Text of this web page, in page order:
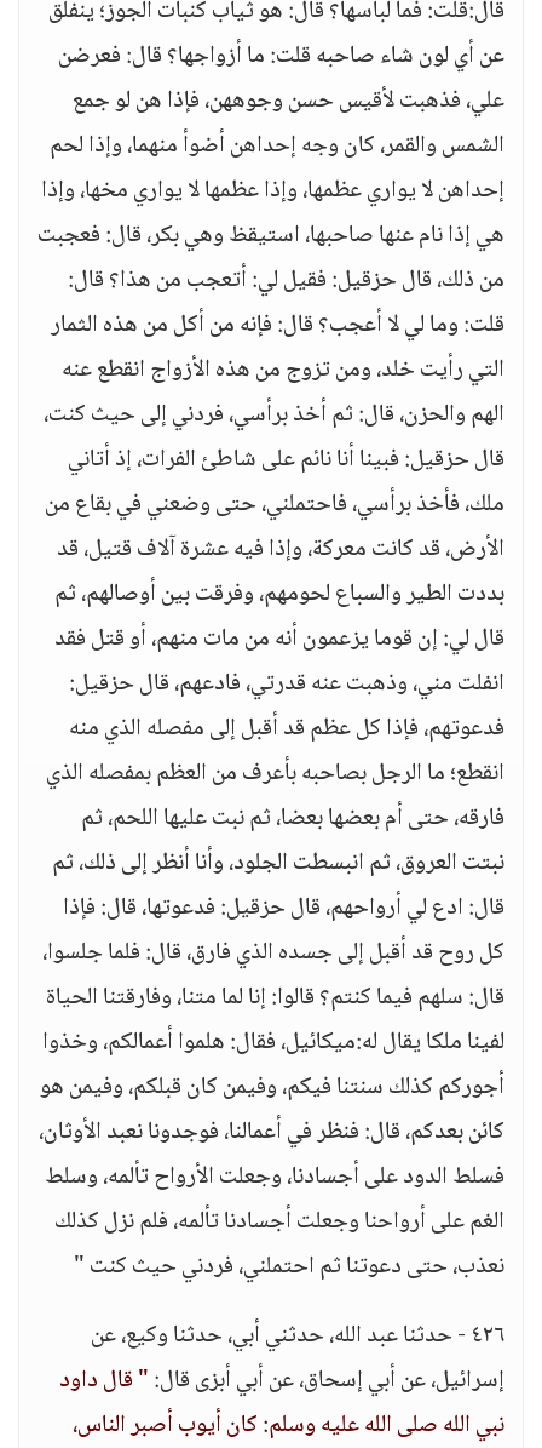
قال:قلت: فما لباسها؟ قال: هو ثياب كنبات الجوز؛ ينفلق
عن أي لون شاء صاحبه قلت: ما أزواجها؟ قال: فعرضن
علي، فذهبت لأقيس حسن وجوههن، فإذا هن لو جمع
الشمس والقمر، كان وجه إحداهن أضوأ منهما، وإذا لحم
إحداهن لا يواري عظمها، وإذا عظمها لا يواري مخها، وإذا
هي إذا نام عنها صاحبها، استيقظ وهي بكر، قال: فعجبت
من ذلك، قال حزقيل: فقيل لي: أتعجب من هذا؟ قال:
قلت: وما لي لا أعجب؟ قال: فإنه من أكل من هذه الثمار
التي رأيت خلد، ومن تزوج من هذه الأزواج انقطع عنه
الهم والحزن، قال: ثم أخذ برأسي، فردني إلى حيث كنت،
قال حزقيل: فبينا أنا نائم على شاطئ الفرات، إذ أتاني
ملك، فأخذ برأسي، فاحتملني، حتى وضعني في بقاع من
الأرض، قد كانت معركة، وإذا فيه عشرة آلاف قتيل، قد
بددت الطير والسباع لحومهم، وفرقت بين أوصالهم، ثم
قال لي: إن قوما يزعمون أنه من مات منهم، أو قتل فقد
انفلت مني، وذهبت عنه قدرتي، فادعهم، قال حزقيل:
فدعوتهم، فإذا كل عظم قد أقبل إلى مفصله الذي منه
انقطع؛ ما الرجل بصاحبه بأعرف من العظم بمفصله الذي
فارقه، حتى أم بعضها بعضا، ثم نبت عليها اللحم، ثم
نبتت العروق، ثم انبسطت الجلود، وأنا أنظر إلى ذلك، ثم
قال: ادع لي أرواحهم، قال حزقيل: فدعوتها، قال: فإذا
كل روح قد أقبل إلى جسده الذي فارق، قال: فلما جلسوا،
قال: سلهم فيما كنتم؟ قالوا: إنا لما متنا، وفارقتنا الحياة
لفينا ملكا يقال له:ميكائيل، فقال: هلموا أعمالكم، وخذوا
أجوركم كذلك سنتنا فيكم، وفيمن كان قبلكم، وفيمن هو
كائن بعدكم، قال: فنظر في أعمالنا، فوجدونا نعبد الأوثان،
فسلط الدود على أجسادنا، وجعلت الأرواح تألمه، وسلط
الغم على أرواحنا وجعلت أجسادنا تألمه، فلم نزل كذلك
نعذب، حتى دعوتنا ثم احتملني، فردني حيث كنت "
٤٢٦ - حدثنا عبد الله، حدثني أبي، حدثنا وكيع، عن
إسرائيل، عن أبي إسحاق، عن أبي أبزى قال:" قال داود
نبي الله صلى الله عليه وسلم: كان أيوب أصبر الناس،